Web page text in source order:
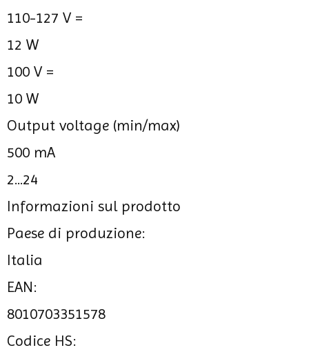
110-127 V =
12 W
100 V =
10 W
Output voltage (min/max)
500 mA
2...24
Informazioni sul prodotto
Paese di produzione:
Italia
EAN:
8010703351578
Codice HS: